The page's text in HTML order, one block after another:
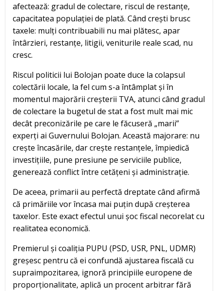
afectează: gradul de colectare, riscul de restanțe,
capacitatea populației de plată. Când crești brusc
taxele: mulți contribuabili nu mai plătesc, apar
întârzieri, restanțe, litigii, veniturile reale scad, nu
cresc.
Riscul politicii lui Bolojan poate duce la colapsul
colectării locale, la fel cum s-a întâmplat și în
momentul majorării creșterii TVA, atunci când gradul
de colectare la bugetul de stat a fost mult mai mic
decât preconizările pe care le făcuseră „marii”
experți ai Guvernului Bolojan. Această majorare: nu
crește încasările, dar crește restanțele, împiedică
investițiile, pune presiune pe serviciile publice,
generează conflict între cetățeni și administrație.
De aceea, primarii au perfectă dreptate când afirmă
că primăriile vor încasa mai puțin după creșterea
taxelor. Este exact efectul unui șoc fiscal necorelat cu
realitatea economică.
Premierul și coaliția PUPU (PSD, USR, PNL, UDMR)
greșesc pentru că ei confundă ajustarea fiscală cu
supraimpozitarea, ignoră principiile europene de
proporționalitate, aplică un procent arbitrar fără